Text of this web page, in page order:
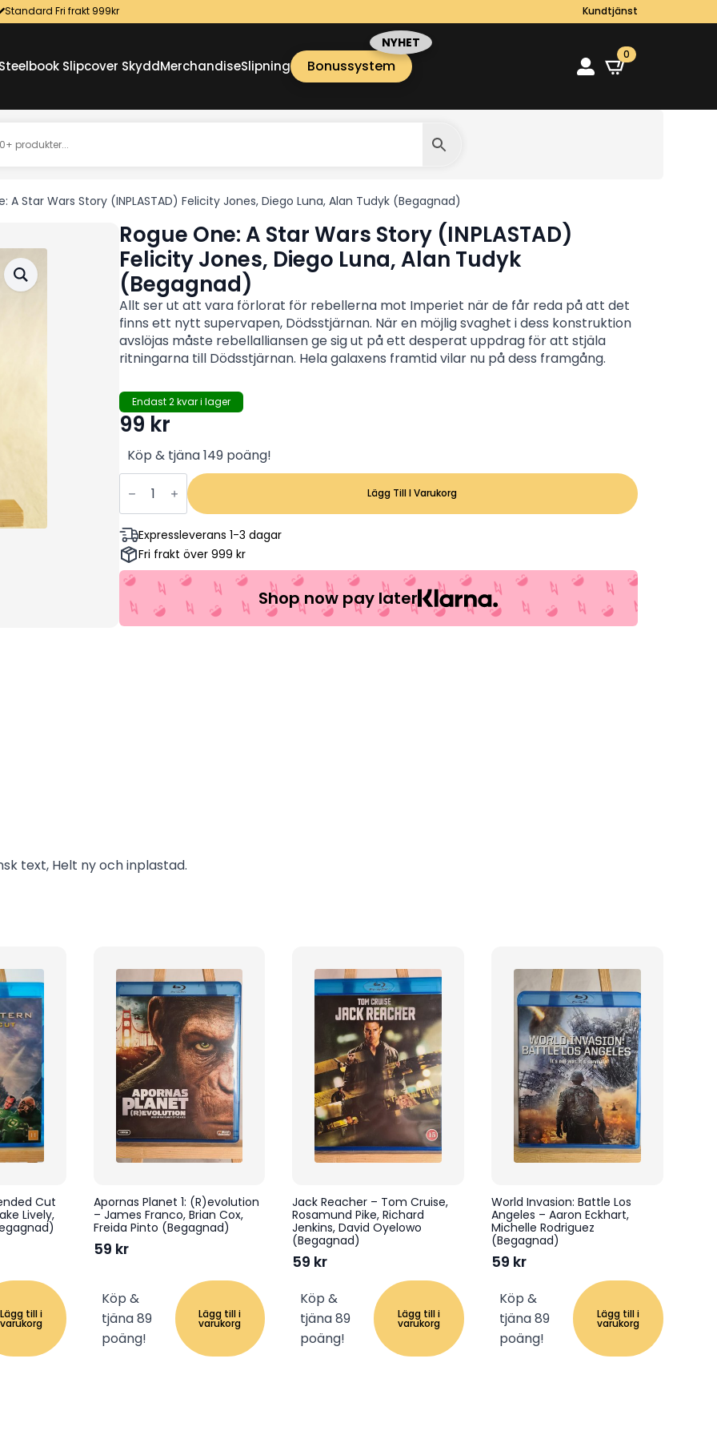
Standard Fri frakt 999kr Kundtjänst
Slipcover SkyddMerchandiseSlipning Bonussystem
0
A Star Wars Story (INPLASTAD) Felicity Jones, Diego Luna, Alan Tudyk (Begagnad)
Rogue One: A Star Wars Story (INPLASTAD)
Felicity Jones, Diego Luna, Alan Tudyk
(Begagnad)
Allt ser ut att vara förlorat för rebellerna mot Imperiet när de får reda på att det
finns ett nytt supervapen, Dödsstjärnan. När en möjlig svaghet i dess konstruktion
avslöjas måste rebellalliansen ge sig ut på ett desperat uppdrag för att stjäla
ritningarna till Dödsstjärnan. Hela galaxens framtid vilar nu på dess framgång.
Endast 2 kvar i lager
99 kr
Köp & tjäna 149 poäng!
Rogue
One:
Star
Wars
Story
(INPLASTAD)
Felicity
Jones,
Luna,
Alan
Tudyk
Lägg Till I Varukorg
Expressleverans 1-3 dagar
Fri frakt över 999 kr
Shop now pay later
text, Helt ny och inplastad.
Cut
Lively,
Lägg till i
varukorg
Apornas Planet 1: (R)evolution
– James Franco, Brian Cox,
Freida Pinto (Begagnad)
59 kr
Köp &
tjäna 89
poäng!
Lägg till i
varukorg
Jack Reacher – Tom Cruise,
Rosamund Pike, Richard
Jenkins, David Oyelowo
(Begagnad)
59 kr
Köp &
tjäna 89
poäng!
Lägg till i
varukorg
World Invasion: Battle Los
Angeles – Aaron Eckhart,
Michelle Rodriguez
(Begagnad)
59 kr
Köp &
tjäna 89
poäng!
Lägg till i
varukorg